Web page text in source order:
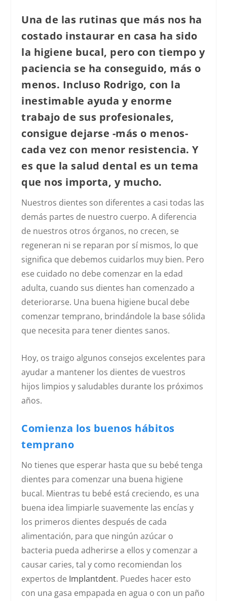
Una de las rutinas que más nos ha
costado instaurar en casa ha sido
la higiene bucal, pero con tiempo y
paciencia se ha conseguido, más o
menos. Incluso Rodrigo, con la
inestimable ayuda y enorme
trabajo de sus profesionales,
consigue dejarse -más o menos-
cada vez con menor resistencia. Y
es que la salud dental es un tema
que nos importa, y mucho.
Nuestros dientes son diferentes a casi todas las
demás partes de nuestro cuerpo. A diferencia
de nuestros otros órganos, no crecen, se
regeneran ni se reparan por sí mismos, lo que
significa que debemos cuidarlos muy bien. Pero
ese cuidado no debe comenzar en la edad
adulta, cuando sus dientes han comenzado a
deteriorarse. Una buena higiene bucal debe
comenzar temprano, brindándole la base sólida
que necesita para tener dientes sanos.
Hoy, os traigo algunos consejos excelentes para
ayudar a mantener los dientes de vuestros
hijos limpios y saludables durante los próximos
años.
Comienza los buenos hábitos
temprano
No tienes que esperar hasta que su bebé tenga
dientes para comenzar una buena higiene
bucal. Mientras tu bebé está creciendo, es una
buena idea limpiarle suavemente las encías y
los primeros dientes después de cada
alimentación, para que ningún azúcar o
bacteria pueda adherirse a ellos y comenzar a
causar caries, tal y como recomiendan los
expertos de Implantdent. Puedes hacer esto
con una gasa empapada en agua o con un paño